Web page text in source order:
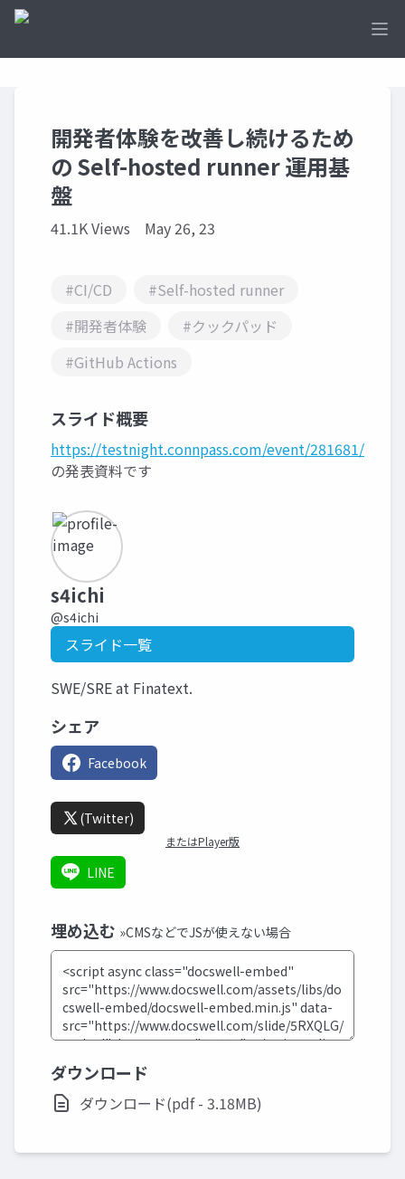
開発者体験を改善し続けるため
の Self-hosted runner 運用基
盤
41.1K Views May 26, 23
#CI/CD
#Self-hosted runner
#開発者体験
#クックパッド
#GitHub Actions
スライド概要
https://testnight.connpass.com/event/281681/
の発表資料です
s4ichi
@s4ichi
スライド一覧
SWE/SRE at Finatext.
シェア
Facebook
(Twitter)
またはPlayer版
LINE
埋め込む »CMSなどでJSが使えない場合
ダウンロード
ダウンロード(pdf - 3.18MB)